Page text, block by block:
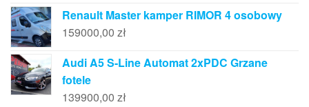
Renault Master kamper RIMOR 4 osobowy
159000,00 zł
Audi A5 S-Line Automat 2xPDC Grzane
fotele
139900,00 zł